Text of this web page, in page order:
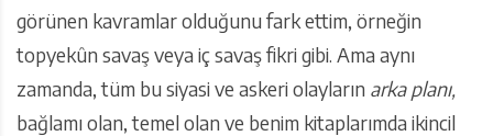
görünen kavramlar olduğunu fark ettim, örneğin
topyekûn savaş veya iç savaş fikri gibi. Ama aynı
zamanda, tüm bu siyasi ve askeri olayların arka planı,
bağlamı olan, temel olan ve benim kitaplarımda ikincil